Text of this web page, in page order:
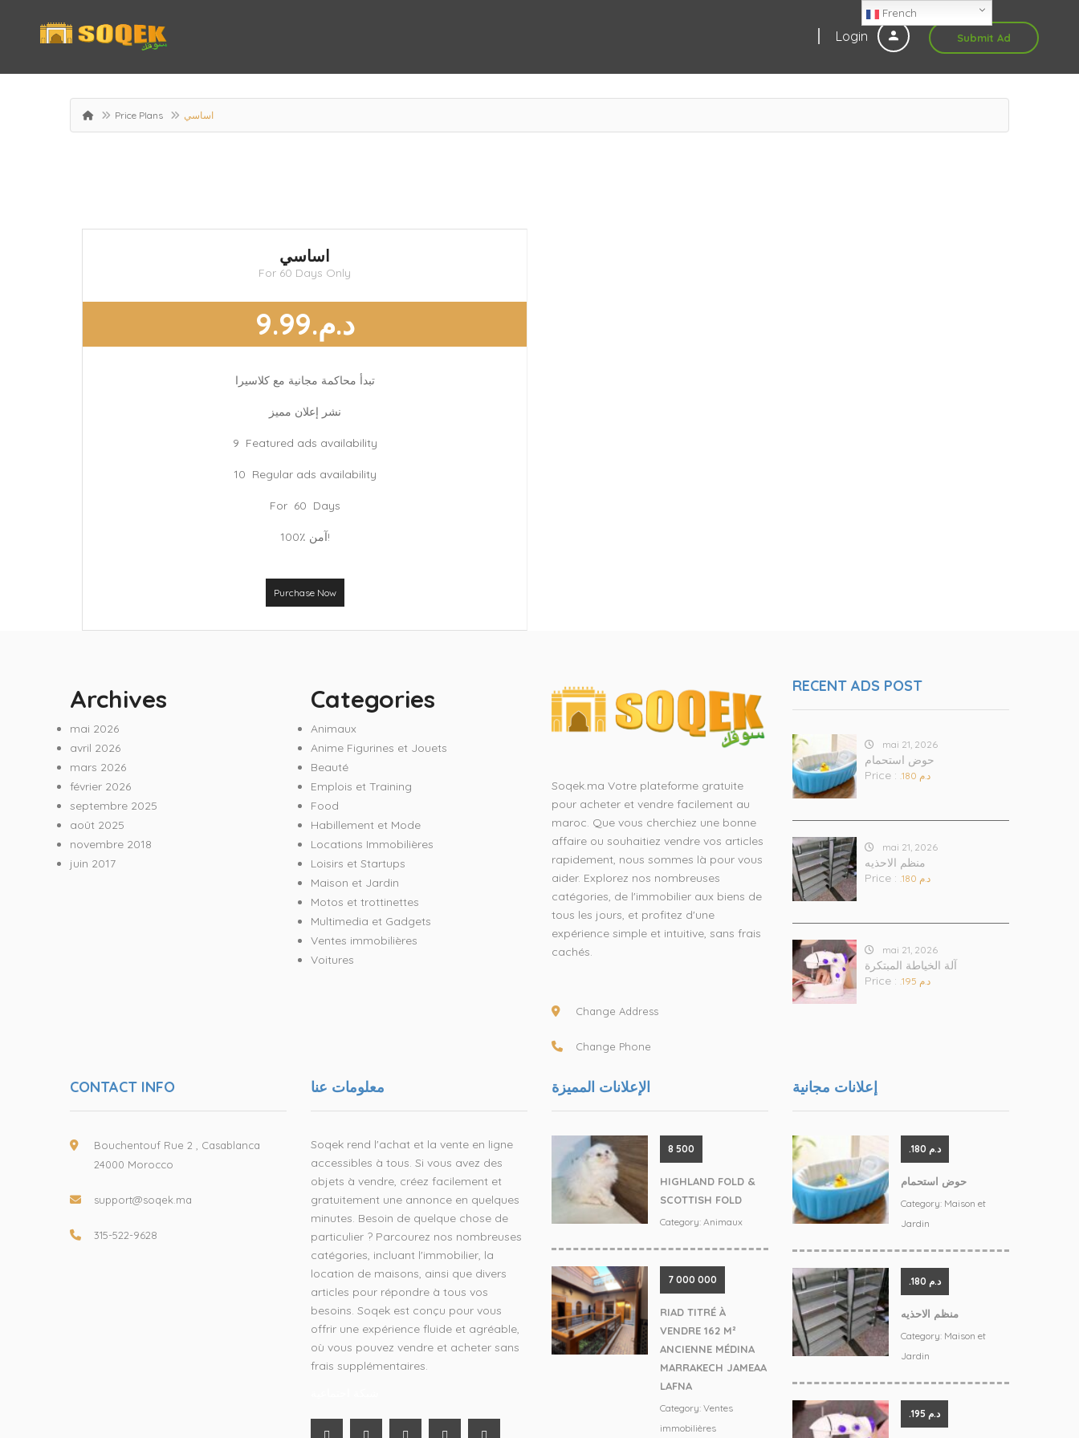
Login Submit Ad
Price Plans اساسي
اساسي
For 60 Days Only
د.م.9.99
تبدأ محاكمة مجانية مع كلاسيرا
نشر إعلان مميز
9 Featured ads availability
10 Regular ads availability
For 60 Days
100٪ آمن!
Purchase Now
Archives
mai 2026
avril 2026
mars 2026
février 2026
septembre 2025
août 2025
novembre 2018
juin 2017
Categories
Animaux
Anime Figurines et Jouets
Beauté
Emplois et Training
Food
Habillement et Mode
Locations Immobilières
Loisirs et Startups
Maison et Jardin
Motos et trottinettes
Multimedia et Gadgets
Ventes immobilières
Voitures
Soqek.ma Votre plateforme gratuite
pour acheter et vendre facilement au
maroc. Que vous cherchiez une bonne
affaire ou souhaitiez vendre vos articles
rapidement, nous sommes là pour vous
aider. Explorez nos nombreuses
catégories, de l'immobilier aux biens de
tous les jours, et profitez d'une
expérience simple et intuitive, sans frais
cachés.
Change Address
Change Phone
RECENT ADS POST
mai 21, 2026
حوض استحمام
Price :
.د.م 180
mai 21, 2026
منظم الاحذيه
Price :
.د.م 180
mai 21, 2026
آلة الخياطة المبتكرة
Price :
.د.م 195
CONTACT INFO
Bouchentouf Rue 2 , Casablanca
24000 Morocco
support@soqek.ma
315-522-9628
معلومات عنا
Soqek rend l'achat et la vente en ligne
accessibles à tous. Si vous avez des
objets à vendre, créez facilement et
gratuitement une annonce en quelques
minutes. Besoin de quelque chose de
particulier ? Parcourez nos nombreuses
catégories, incluant l'immobilier, la
location de maisons, ainsi que divers
articles pour répondre à tous vos
besoins. Soqek est conçu pour vous
offrir une expérience fluide et agréable,
où vous pouvez vendre et acheter sans
frais supplémentaires.
الإعلانات المميزة
8 500
HIGHLAND FOLD &
SCOTTISH FOLD
Category: Animaux
7 000 000
RIAD TITRÉ À
VENDRE 162 M²
ANCIENNE MÉDINA
MARRAKECH JAMEAA
LAFNA
Category: Ventes
immobilières
إعلانات مجانية
.د.م 180
حوض استحمام
Category: Maison et
Jardin
.د.م 180
منظم الاحذيه
Category: Maison et
Jardin
.د.م 195
French